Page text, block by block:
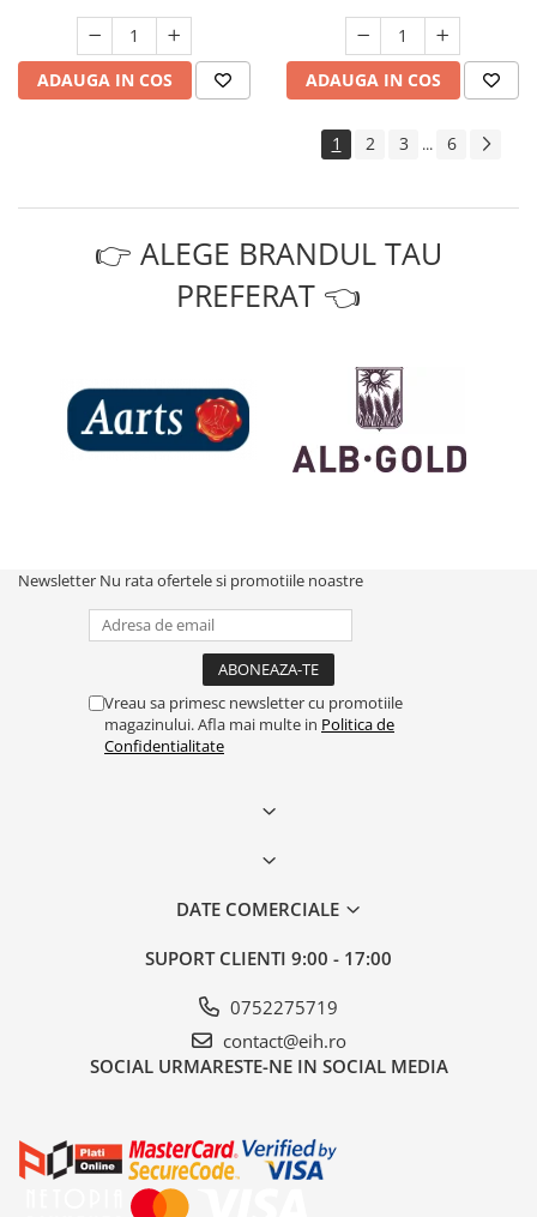
ADAUGA IN COS ADAUGA IN COS
1 2 3 ... 6
👉 ALEGE BRANDUL TAU
PREFERAT 👈
Newsletter Nu rata ofertele si promotiile noastre
Vreau sa primesc newsletter cu promotiile
magazinului. Afla mai multe in Politica de
Confidentialitate
DATE COMERCIALE
SUPORT CLIENTI 9:00 - 17:00
0752275719
contact@eih.ro
SOCIAL URMARESTE-NE IN SOCIAL MEDIA